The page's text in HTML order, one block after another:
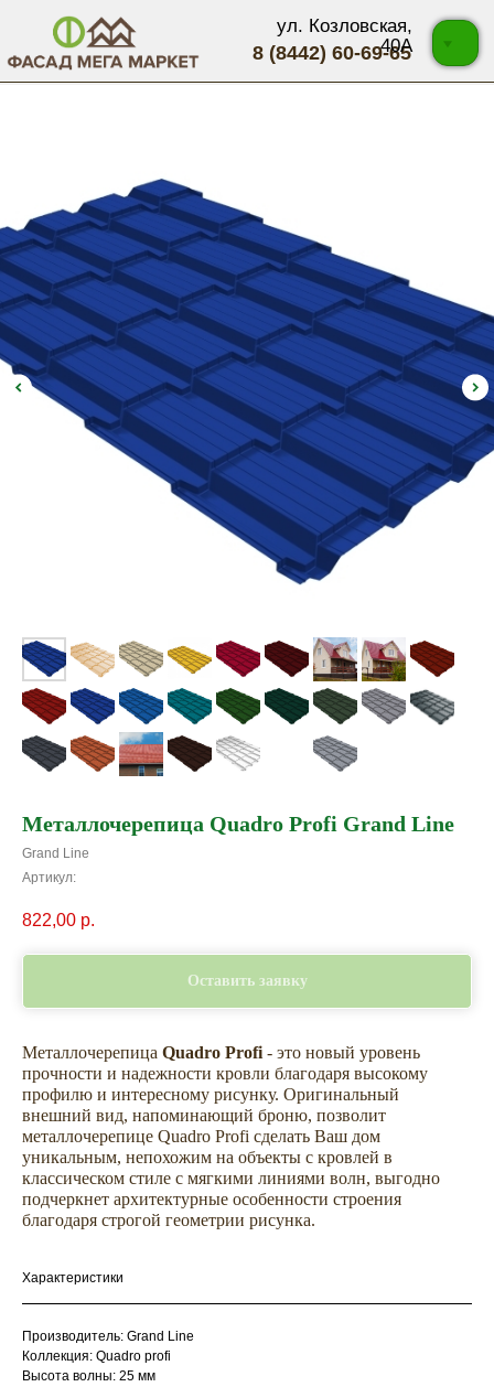
8 (8442) 60-69-65
ул. Козловская,
40А
Металлочерепица Quadro Profi Grand Line
Grand Line
Артикул:
822,00 р.
Оставить заявку
Металлочерепица Quadro Profi - это новый уровень
прочности и надежности кровли благодаря высокому
профилю и интересному рисунку. Оригинальный
внешний вид, напоминающий броню, позволит
металлочерепице Quadro Profi сделать Ваш дом
уникальным, непохожим на объекты с кровлей в
классическом стиле с мягкими линиями волн, выгодно
подчеркнет архитектурные особенности строения
благодаря строгой геометрии рисунка.
Характеристики
Производитель: Grand Line
Коллекция: Quadro profi
Высота волны: 25 мм
Не откладывайте